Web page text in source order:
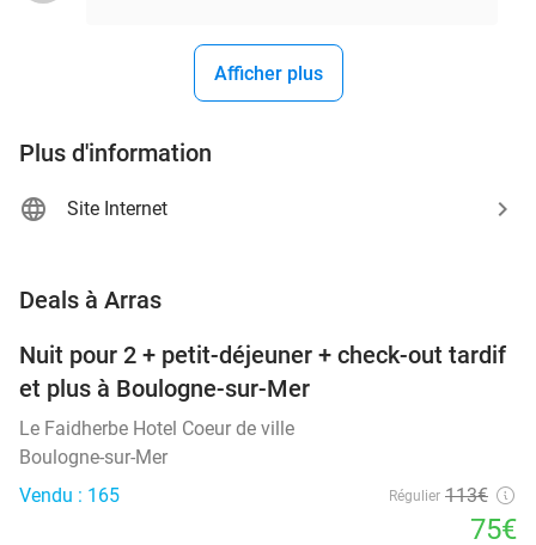
Afficher plus
Plus d'information
Site Internet
Deals à Arras
34%
NEW
TODAY
Nuit pour 2 + petit-déjeuner + check-out tardif
et plus à Boulogne-sur-Mer
Le Faidherbe Hotel Coeur de ville
Boulogne-sur-Mer
Vendu : 165
Régulier 113€
75€